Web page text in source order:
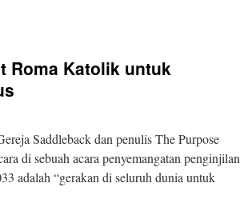
Roma Katolik untuk
Saddleback dan penulis The Purpose
di sebuah acara penyemangatan penginjilan
adalah “gerakan di seluruh dunia untuk